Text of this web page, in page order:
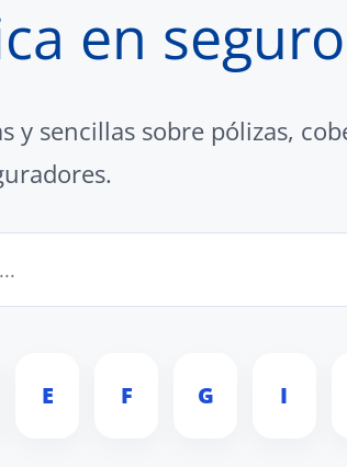
en
y sencillas sobre pólizas,
E F G I